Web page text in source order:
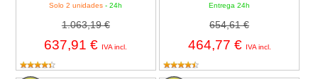
Solo 2 unidades - 24h
1.063,19 €
637,91 € IVA incl.
Entrega 24h
654,61 €
464,77 € IVA incl.